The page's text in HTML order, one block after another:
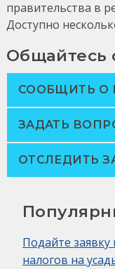
правительства в
Доступно
Общайтесь
СООБЩИТЬ О
ЗАДАТЬ
ОТСЛЕДИТЬ
Подайте
налогов на